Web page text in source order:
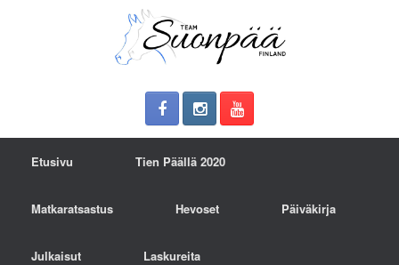
Etusivu Tien Päällä 2020
Matkaratsastus Hevoset Päiväkirja
Julkaisut Laskureita